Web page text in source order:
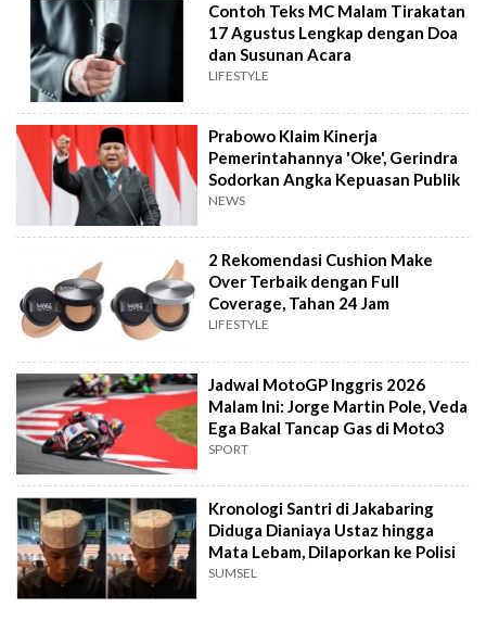
Contoh Teks MC Malam Tirakatan
17 Agustus Lengkap dengan Doa
dan Susunan Acara
LIFESTYLE
Prabowo Klaim Kinerja
Pemerintahannya 'Oke', Gerindra
Sodorkan Angka Kepuasan Publik
NEWS
2 Rekomendasi Cushion Make
Over Terbaik dengan Full
Coverage, Tahan 24 Jam
LIFESTYLE
Jadwal MotoGP Inggris 2026
Malam Ini: Jorge Martin Pole, Veda
Ega Bakal Tancap Gas di Moto3
SPORT
Kronologi Santri di Jakabaring
Diduga Dianiaya Ustaz hingga
Mata Lebam, Dilaporkan ke Polisi
SUMSEL